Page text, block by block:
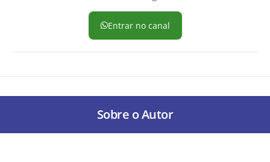
Entrar no canal
Sobre o Autor